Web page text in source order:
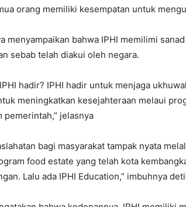
orang memiliki kesempatan untuk
menyampaikan bahwa IPHI memilimi
sebab telah diakui oleh negara.
hadir? IPHI hadir untuk menjaga
meningkatkan kesejahteraan melaui
pemerintah,” jelasnya
bagi masyarakat tampak nyata
food estate yang telah kota
Lalu ada IPHI Education,” imbuhnya